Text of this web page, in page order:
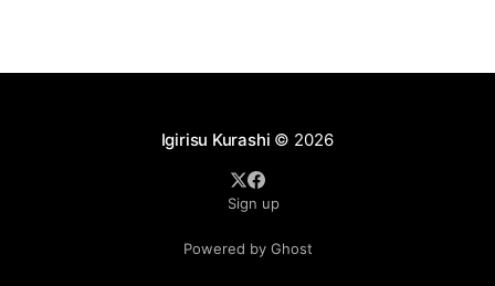
グルトには強いこだわりがあり、イギリスでも必ず「ブ
なみに、日本で売られているブルガリアヨーグルトは、
夫にとっても合格だそうです。 そんな夫が作る冷たいヨ
ーグルトスープ タラトル は最高に美味しい一品です。
Igirisu Kurashi © 2026
Sign up
Powered by Ghost